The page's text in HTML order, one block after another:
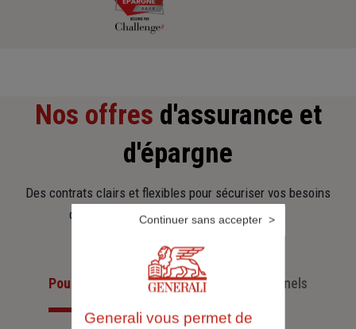
Nos offres d'assurance et
d'épargne
Des contrats clairs et flexibles pour sécuriser vos besoins
d’aujourd’hui et anticiper ceux de demain.
Pour les particuliersPour les professionnels
Generali vous permet de
Continuer sans accepter